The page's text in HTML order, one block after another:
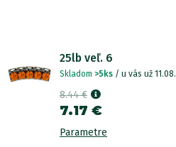
25lb veľ. 6
Skladom >5ks / u vás už 11.08.
8.44 €
7.17 €
Parametre